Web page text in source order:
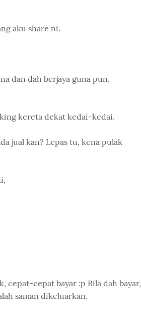
aku share ni.
dan dah berjaya guna pun.
kereta dekat kedai-kedai.
jual kan? Lepas tu, kena pulak
cepat-cepat bayar :p Bila dah bayar,
saman dikeluarkan.